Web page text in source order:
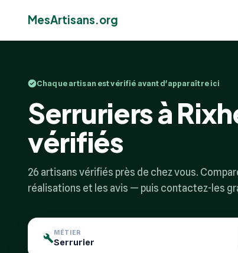
MesArtisans.org
Chaque artisan est vérifié avant d'apparaître ici
Serruriers à
vérifiés
26 artisans vérifiés près de chez vous.
réalisations et les avis — puis contactez-les
MÉTIER